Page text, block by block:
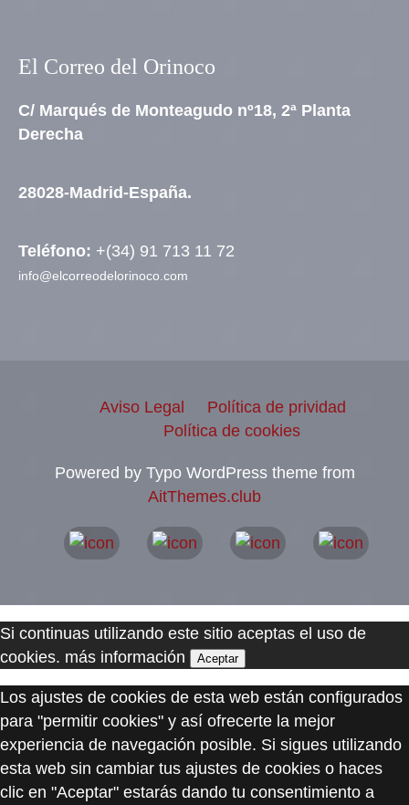
El Correo del Orinoco
C/ Marqués de Monteagudo nº18, 2ª Planta
Derecha
28028-Madrid-España.
Teléfono: +(34) 91 713 11 72
info@elcorreodelorinoco.com
Aviso Legal
Política de prividad
Política de cookies
Powered by Typo WordPress theme from
AitThemes.club
Si continuas utilizando este sitio aceptas el uso de
cookies. más información Aceptar
Los ajustes de cookies de esta web están configurados
para "permitir cookies" y así ofrecerte la mejor
experiencia de navegación posible. Si sigues utilizando
esta web sin cambiar tus ajustes de cookies o haces
clic en "Aceptar" estarás dando tu consentimiento a